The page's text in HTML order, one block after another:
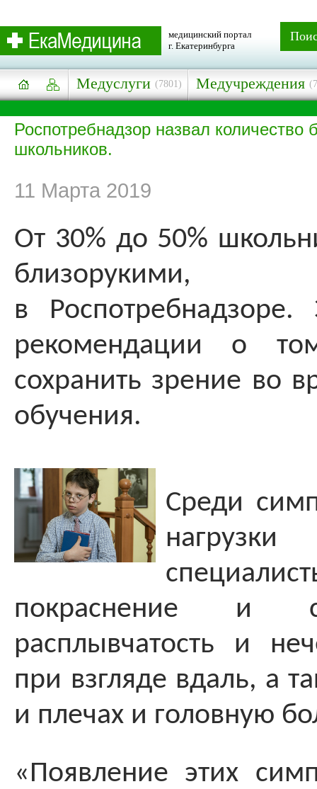
медицинский портал
г. Екатеринбурга
Медуслуги (7801) Медучреждения
Роспотребнадзор назвал количество
школьников.
11 Марта 2019
От 30% до 50%
близорукими,
в
рекомендации о
сохранить зрение во
обучения.
Среди
покраснение и
расплывчатость и
при взгляде вдаль, а
и плечах и головную
«Появление этих